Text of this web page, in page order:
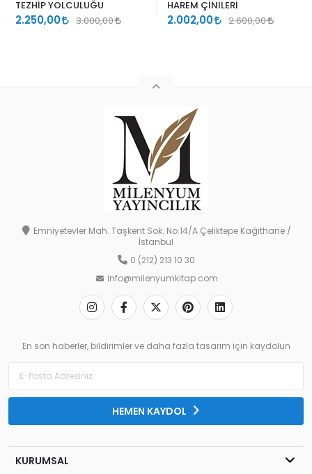
TEZHİP YOLCULUĞU
2.250,00 3.000,00
HAREM ÇİNİLERİ
2.002,00 2.600,00
Emniyetevler Mah. Taşkent Sok. No:14/A Çeliktepe Kağıthane /
İstanbul
0 (212) 213 10 30
info@milenyumkitap.com
En son haberler, bildirimler ve daha fazla tasarım için kaydolun
HEMEN KAYDOL
KURUMSAL